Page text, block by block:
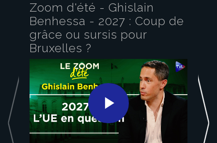
Play
Zoom d'été - Ghislain
Benhessa - 2027 : Coup de
grâce ou sursis pour
Bruxelles ?